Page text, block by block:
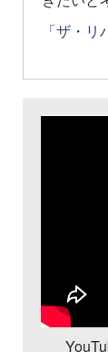
「ザ・